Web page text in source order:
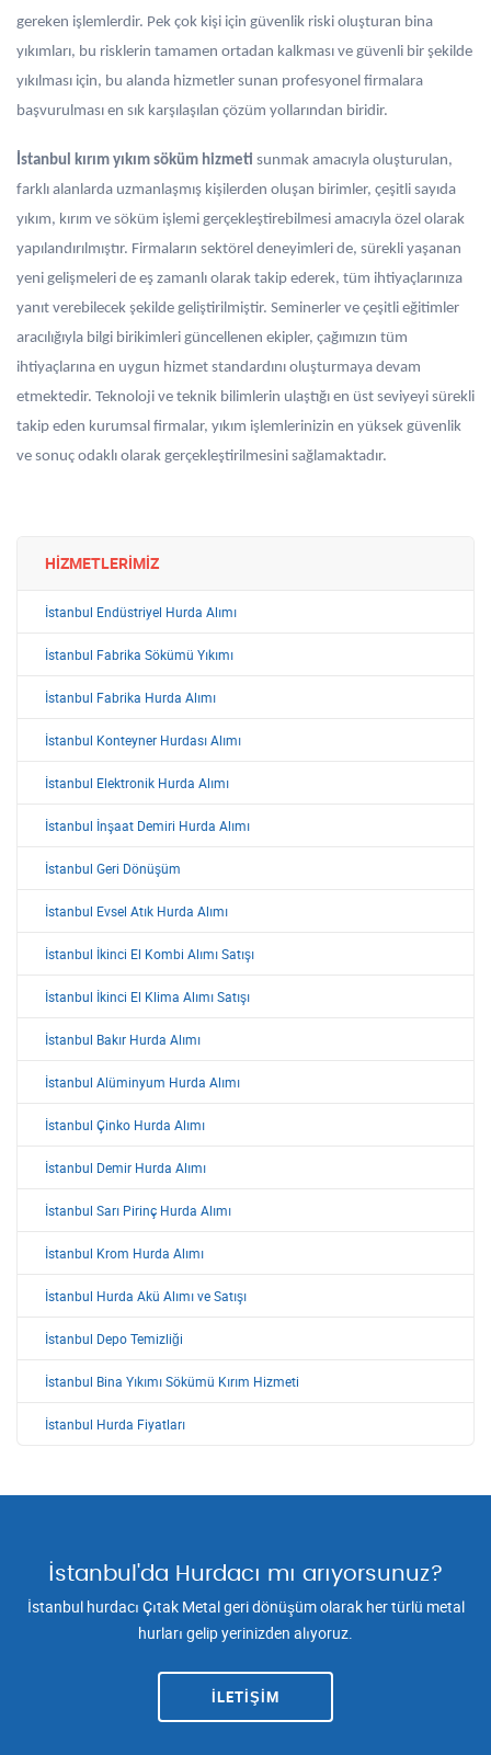
gereken işlemlerdir. Pek çok kişi için güvenlik riski oluşturan bina
yıkımları, bu risklerin tamamen ortadan kalkması ve güvenli bir şekilde
yıkılması için, bu alanda hizmetler sunan profesyonel firmalara
başvurulması en sık karşılaşılan çözüm yollarından biridir.
İstanbul kırım yıkım söküm hizmeti sunmak amacıyla oluşturulan,
farklı alanlarda uzmanlaşmış kişilerden oluşan birimler, çeşitli sayıda
yıkım, kırım ve söküm işlemi gerçekleştirebilmesi amacıyla özel olarak
yapılandırılmıştır. Firmaların sektörel deneyimleri de, sürekli yaşanan
yeni gelişmeleri de eş zamanlı olarak takip ederek, tüm ihtiyaçlarınıza
yanıt verebilecek şekilde geliştirilmiştir. Seminerler ve çeşitli eğitimler
aracılığıyla bilgi birikimleri güncellenen ekipler, çağımızın tüm
ihtiyaçlarına en uygun hizmet standardını oluşturmaya devam
etmektedir. Teknoloji ve teknik bilimlerin ulaştığı en üst seviyeyi sürekli
takip eden kurumsal firmalar, yıkım işlemlerinizin en yüksek güvenlik
ve sonuç odaklı olarak gerçekleştirilmesini sağlamaktadır.
HIZMETLERIMIZ
İstanbul Endüstriyel Hurda Alımı
İstanbul Fabrika Sökümü Yıkımı
İstanbul Fabrika Hurda Alımı
İstanbul Konteyner Hurdası Alımı
İstanbul Elektronik Hurda Alımı
İstanbul İnşaat Demiri Hurda Alımı
İstanbul Geri Dönüşüm
İstanbul Evsel Atık Hurda Alımı
İstanbul İkinci El Kombi Alımı Satışı
İstanbul İkinci El Klima Alımı Satışı
İstanbul Bakır Hurda Alımı
İstanbul Alüminyum Hurda Alımı
İstanbul Çinko Hurda Alımı
İstanbul Demir Hurda Alımı
İstanbul Sarı Pirinç Hurda Alımı
İstanbul Krom Hurda Alımı
İstanbul Hurda Akü Alımı ve Satışı
İstanbul Depo Temizliği
İstanbul Bina Yıkımı Sökümü Kırım Hizmeti
İstanbul Hurda Fiyatları
İstanbul'da Hurdacı mı arıyorsunuz?
İstanbul hurdacı Çıtak Metal geri dönüşüm olarak her türlü metal
hurları gelip yerinizden alıyoruz.
İLETİŞİM